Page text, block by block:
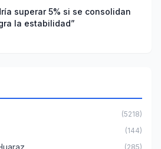
superar 5% si se consolidan
la estabilidad”
(5218)
(144)
(285)